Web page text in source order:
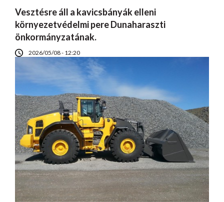
Vesztésre áll a kavicsbányák elleni
környezetvédelmi pere Dunaharaszti
önkormányzatának.
2026/05/08 - 12:20